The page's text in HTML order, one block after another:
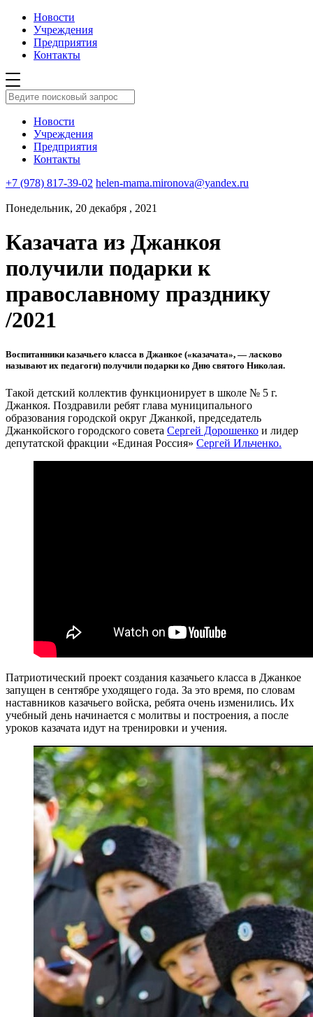
Новости
Учреждения
Предприятия
Контакты
Новости
Учреждения
Предприятия
Контакты
+7 (978) 817-39-02 helen-mama.mironova@yandex.ru
Понедельник, 20 декабря , 2021
Казачата из Джанкоя
получили подарки к
православному празднику
/2021
Воспитанники казачьего класса в Джанкое («казачата», — ласково
называют их педагоги) получили подарки ко Дню святого Николая.
Такой детский коллектив функционирует в школе № 5 г.
Джанкоя. Поздравили ребят глава муниципального
образования городской округ Джанкой, председатель
Джанкойского городского совета Сергей Дорошенко и лидер
депутатской фракции «Единая Россия» Сергей Ильченко.
Патриотический проект создания казачьего класса в Джанкое
запущен в сентябре уходящего года. За это время, по словам
наставников казачьего войска, ребята очень изменились. Их
учебный день начинается с молитвы и построения, а после
уроков казачата идут на тренировки и учения.